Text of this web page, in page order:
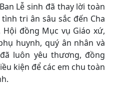
Lễ sinh đã thay lời toàn
tri ân sâu sắc đến Cha
đồng Mục vụ Giáo xứ,
huynh, quý ân nhân và
luôn yêu thương, đồng
kiện để các em chu toàn